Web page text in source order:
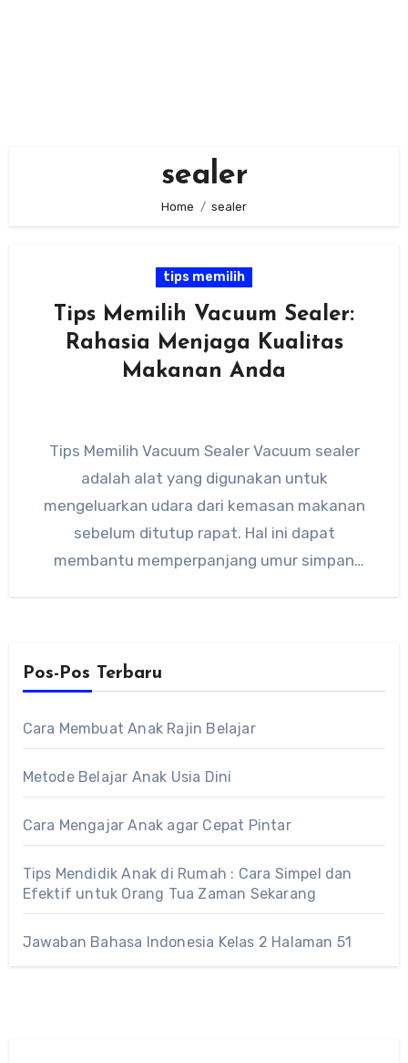
sealer
Home sealer
tips memilih
Tips Memilih Vacuum Sealer:
Rahasia Menjaga Kualitas
Makanan Anda
Tips Memilih Vacuum Sealer Vacuum sealer
adalah alat yang digunakan untuk
mengeluarkan udara dari kemasan makanan
sebelum ditutup rapat. Hal ini dapat
membantu memperpanjang umur simpan
Pos-Pos Terbaru
Cara Membuat Anak Rajin Belajar
Metode Belajar Anak Usia Dini
Cara Mengajar Anak agar Cepat Pintar
Tips Mendidik Anak di Rumah : Cara Simpel dan
Efektif untuk Orang Tua Zaman Sekarang
Jawaban Bahasa Indonesia Kelas 2 Halaman 51